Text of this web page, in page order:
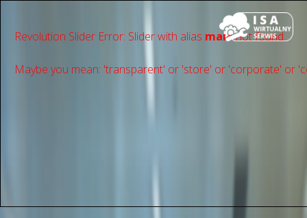
Revolution Slider Error: Slider with alias mainnot found.
Maybe you mean: 'transparent' or 'store' or 'сorporate' or